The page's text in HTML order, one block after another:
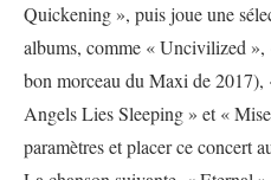
Quickening », puis joue une
albums, comme « Uncivilized
bon morceau du Maxi de
Angels Lies Sleeping » et «
paramètres et placer ce concert